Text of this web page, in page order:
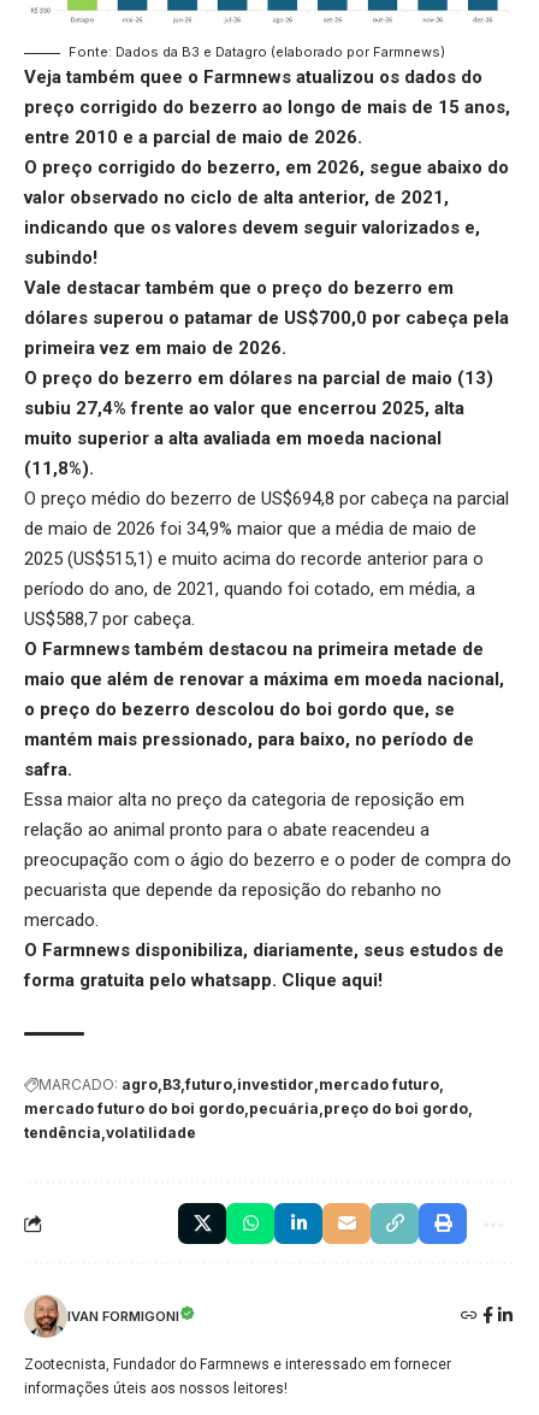
Fonte: Dados da B3 e Datagro (elaborado por Farmnews)
Veja também quee o Farmnews atualizou os dados do
preço corrigido do bezerro ao longo de mais de 15 anos,
entre 2010 e a parcial de maio de 2026.
O preço corrigido do bezerro, em 2026, segue abaixo do
valor observado no ciclo de alta anterior, de 2021,
indicando que os valores devem seguir valorizados e,
subindo!
Vale destacar também que o preço do bezerro em
dólares superou o patamar de US$700,0 por cabeça pela
primeira vez em maio de 2026.
O preço do bezerro em dólares na parcial de maio (13)
subiu 27,4% frente ao valor que encerrou 2025, alta
muito superior a alta avaliada em moeda nacional
(11,8%).
O preço médio do bezerro de US$694,8 por cabeça na parcial
de maio de 2026 foi 34,9% maior que a média de maio de
2025 (US$515,1) e muito acima do recorde anterior para o
período do ano, de 2021, quando foi cotado, em média, a
US$588,7 por cabeça.
O Farmnews também destacou na primeira metade de
maio que além de renovar a máxima em moeda nacional,
o preço do bezerro descolou do boi gordo que, se
mantém mais pressionado, para baixo, no período de
safra.
Essa maior alta no preço da categoria de reposição em
relação ao animal pronto para o abate reacendeu a
preocupação com o ágio do bezerro e o poder de compra do
pecuarista que depende da reposição do rebanho no
mercado.
O Farmnews disponibiliza, diariamente, seus estudos de
forma gratuita pelo whatsapp. Clique aqui!
MARCADO: agro B3 futuro investidor mercado futuro
mercado futuro do boi gordo pecuária preço do boi gordo
tendência volatilidade
IVAN FORMIGONI
Zootecnista, Fundador do Farmnews e interessado em fornecer
informações úteis aos nossos leitores!